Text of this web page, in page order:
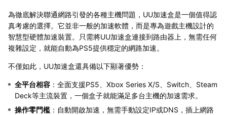
為徹底解決聯通網路引發的各種主機問題，UU加速盒是一個值得認
真考慮的選擇。它並非一般的加速軟體，而是專為遊戲主機設計的
智慧型硬體加速裝置。只需將UU加速盒連接到路由器上，無需任何
複雜設定，就能自動為PS5提供穩定的網路加速。
不僅如此，UU加速盒還具備以下顯著優勢：
全平台相容 ：全面支援PS5、Xbox Series X/S、Switch、Steam
Deck等主流裝置，一個盒子就能滿足多台主機的加速需求。
操作零門檻 ：自動開啟加速，無需手動設定IP或DNS，插上網路